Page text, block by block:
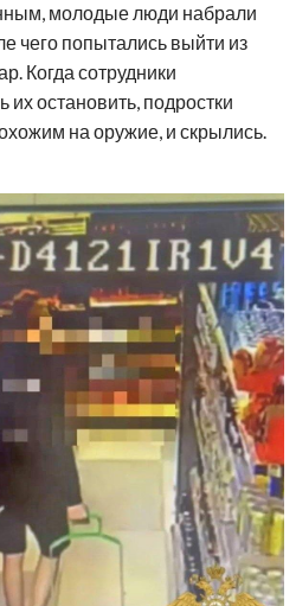
молодые люди набрали
чего попытались выйти из
Когда сотрудники
остановить, подростки
на оружие, и скрылись.